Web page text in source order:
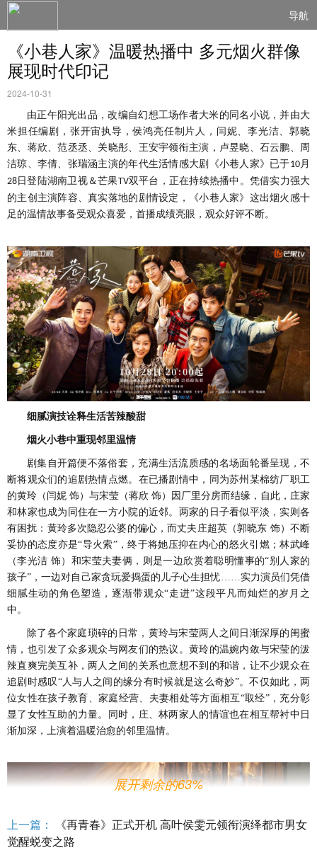
导航
《小巷人家》温暖热播中 多元烟火群像
展现时代印记
2024-10-31
由正午阳光出品，改编自幻想工场作者大米的同名小说，并由大
米担任编剧，张开宙执导，侯鸿亮任制片人，闫妮、李光洁、郭晓
东、蒋欣、范丞丞、关晓彤、王安宇领衔主演，卢昱晓、石云鹏、周
洁琼、李倩、张瑞涵主演的年代生活情感大剧《小巷人家》已于10月
28 日登陆湖南卫视＆芒果TV双平台 ， 正在持续热播中。凭借实力强大
的主创主演阵容、真实落地的剧情设定，《小巷人家》这出烟火感十
足的温情故事备受观众喜爱，首播成绩亮眼，观众好评不断。
细腻演技诠释生活苦辣酸甜
烟火小巷中重现邻里温情
剧集自开篇便不落俗套，充满生活流质感的名场面轮番呈现，不
断将观众们的追剧热情点燃。在已播剧情中，同为苏州某棉纺厂职工
的黄玲（闫妮 饰）与宋莹（蒋欣 饰）因厂里分房而结缘，自此，庄家
和林家也成为同住在一方小院的近邻。两家的日子看似平淡，实则各
有困扰：黄玲多次隐忍公婆的偏心，而丈夫庄超英（郭晓东 饰）不断
妥协的态度亦是“导火索”，终于将她压抑在内心的怒火引燃；林武峰
（李光洁 饰）和宋莹夫妻俩，则是一边欣赏着聪明懂事的“别人家的
孩子”，一边对自己家贪玩爱捣蛋的儿子心生担忧……实力演员们凭借
细腻生动的角色塑造，逐渐带观众“走进”这段平凡而灿烂的岁月之
中。
除了各个家庭琐碎的日常，黄玲与宋莹两人之间日渐深厚的闺蜜
情，也引发了众多观众与网友们的热议。黄玲的温婉内敛与宋莹的泼
辣直爽完美互补，两人之间的关系也意想不到的和谐，让不少观众在
追剧时感叹 “人与人之间的缘分有时候就是这么奇妙”。不仅如此，两
位女性在孩子教育、家庭经营、夫妻相处等方面相互“取经”，充分彰
显了女性互助的力量。同时，庄、林两家人的情谊也在相互帮衬中日
渐加深，上演着温暖治愈的邻里温情。
展开剩余的63%
上一篇：
《再青春》正式开机 高叶侯雯元领衔演绎都市男女
觉醒蜕变之路